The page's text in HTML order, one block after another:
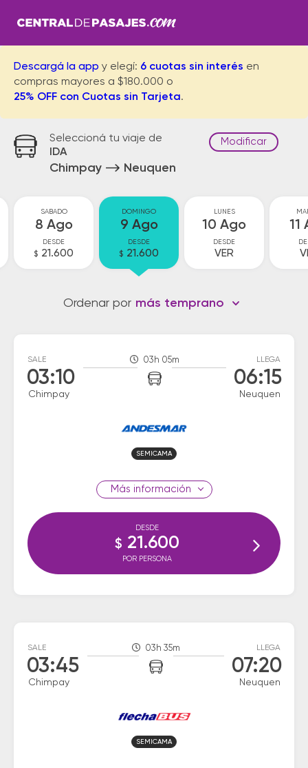
Descargá la app y elegí: 6 cuotas sin interés en
compras mayores a $180.000 o
25% OFF con Cuotas sin Tarjeta.
Seleccioná tu viaje de
IDA
Chimpay Neuquen
Modificar
SABADO
8 Ago
DESDE
$ 21.600
DOMINGO
9 Ago
DESDE
$ 21.600
LUNES
10 Ago
DESDE
VER
11
Ordenar por más temprano
SALE
03:10
Chimpay
03h 05m LLEGA
06:15
Neuquen
SEMICAMA
información
DESDE
$ 21.600
POR PERSONA
SALE
03:45
Chimpay
03h 35m LLEGA
07:20
Neuquen
SEMICAMA